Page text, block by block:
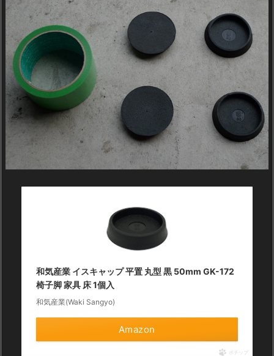
和気産業 イスキャップ 平置 丸型 黒 50mm GK-172
椅子脚 家具 床 1個入
和気産業(Waki Sangyo)
Amazon
ポチップ